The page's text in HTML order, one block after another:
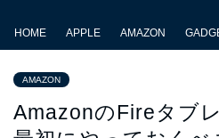
HOME APPLE AMAZON
AMAZON
AmazonのFireタブ